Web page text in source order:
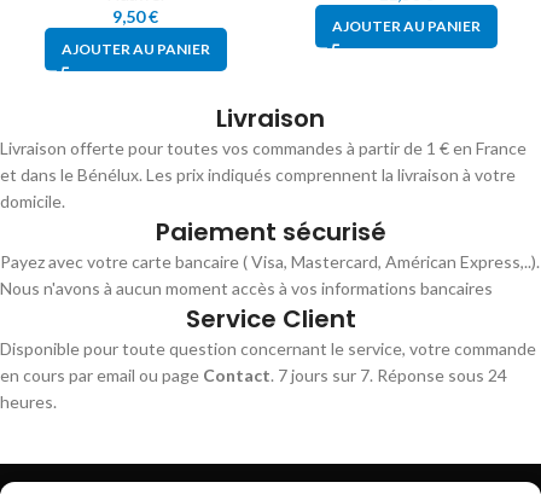
9,50€
AJOUTER AU PANIER
AJOUTER AU PANIER
Livraison
Livraison offerte pour toutes vos commandes à partir de 1 € en France
et dans le Bénélux. Les prix indiqués comprennent la livraison à votre
domicile.
Paiement sécurisé
Payez avec votre carte bancaire ( Visa, Mastercard, Américan Express,..).
Nous n'avons à aucun moment accès à vos informations bancaires
Service Client
Disponible pour toute question concernant le service, votre commande
en cours par email ou page Contact. 7 jours sur 7. Réponse sous 24
heures.